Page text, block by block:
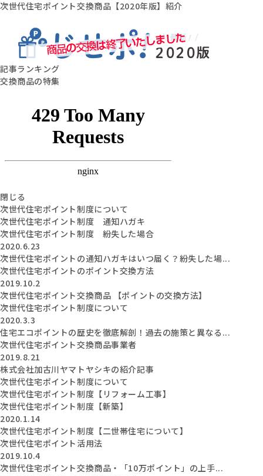
次世代住宅ポイント交換商品【2020年版】紹介
記事ランキング
交換商品の特集
閉じる
次世代住宅ポイント制度について
次世代住宅ポイント制度 通知ハガキ
次世代住宅ポイント制度 紛失した場合
2020.6.23
次世代住宅ポイントの通知ハガキはいつ届く？紛失した場...
次世代住宅ポイントのポイント交換方法
2019.10.2
次世代住宅ポイント交換商品 【ポイントの交換方法】
次世代住宅ポイント制度について
2020.3.3
住宅エコポイントの歴史を徹底解剖！過去の施策と異なる...
次世代住宅ポイント交換商品事業者
2019.8.21
株式会社加古川ヤマトヤシキの紹介記事
次世代住宅ポイント制度について
次世代住宅ポイント制度【リフォーム工事】
次世代住宅ポイント制度【新築】
2020.1.14
次世代住宅ポイント制度【二世帯住宅について】
次世代住宅ポイント活用法
2019.10.4
次世代住宅ポイント交換商品・「10万ポイント」の上手...